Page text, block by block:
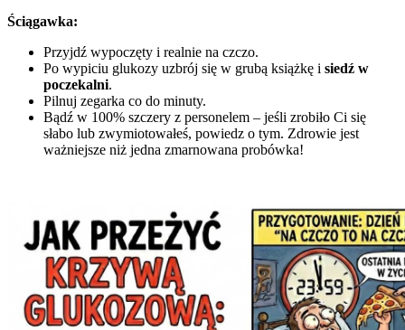
Ściągawka:
Przyjdź wypoczęty i realnie na czczo.
Po wypiciu glukozy uzbrój się w grubą książkę i siedź w
poczekalni.
Pilnuj zegarka co do minuty.
Bądź w 100% szczery z personelem – jeśli zrobiło Ci się
słabo lub zwymiotowałeś, powiedz o tym. Zdrowie jest
ważniejsze niż jedna zmarnowana probówka!